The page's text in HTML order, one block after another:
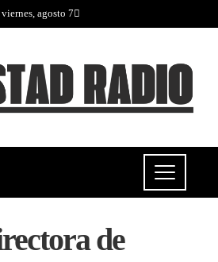
viernes, agosto 7
de